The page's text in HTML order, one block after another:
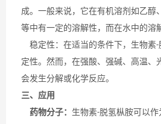
成。一般来说，它在有机溶剂如乙醇
等中有一定的溶解性，而在水中的溶
稳定性：在适当的条件下，生物素-
定性。然而，在强酸、强碱、高温、
会发生分解或化学反应。
三、应用
药物分子： 生物素-脱氢枞胺可以